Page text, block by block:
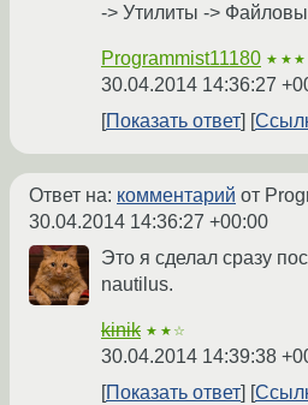
-> Утилиты ->
Programmist11180 ★★★
30.04.2014 14:36:27
Показать ответ
Ответ на: комментарий от
30.04.2014 14:36:27 +00:00
Это я сделал сразу
nautilus.
kinik ★★☆
30.04.2014 14:39:38
Показать ответ